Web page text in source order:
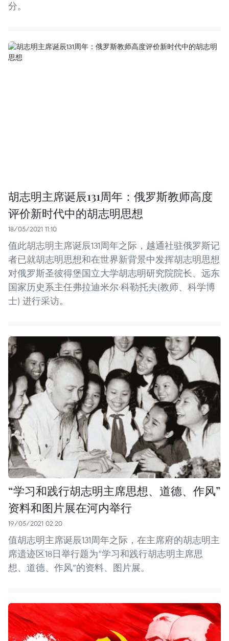
分。
胡志明主席诞辰131周年：俄罗斯教师高度
评价新时代中的胡志明思想
18/05/2021 11:10
值此胡志明主席诞辰131周年之际，越通社驻俄罗斯记
者已就胡志明思想和在世界新背景中发挥胡志明思想
对俄罗斯圣彼得堡国立大学胡志明研究院院长、远东
国家历史系主任弗拉迪米尔·科勒托夫(教师、科学博
士) 进行采访。
“学习和践行胡志明主席思想、道德、作风”
资料和图片展在河内举行
19/05/2021 02:20
值胡志明主席诞辰131周年之际，在主席府的胡志明主
席遗迹区18日举行题为“学习和践行胡志明主席思
想、道德、作风”的资料、图片展。